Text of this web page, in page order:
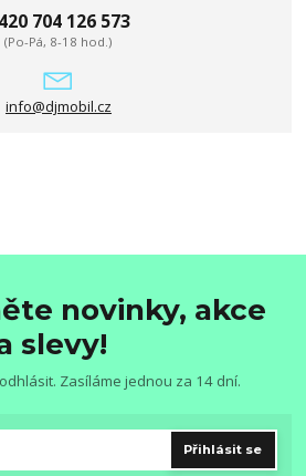
704 126 573
(Po-Pá, 8-18 hod.)
info@djmobil.cz
novinky, akce
slevy!
Zasíláme jednou za 14 dní.
Přihlásit se